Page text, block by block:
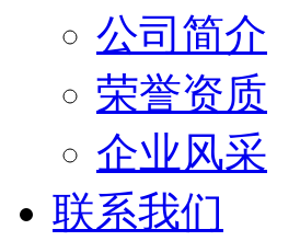
公司简介
荣誉资质
企业风采
联系我们